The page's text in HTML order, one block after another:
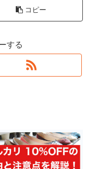
コピー
する